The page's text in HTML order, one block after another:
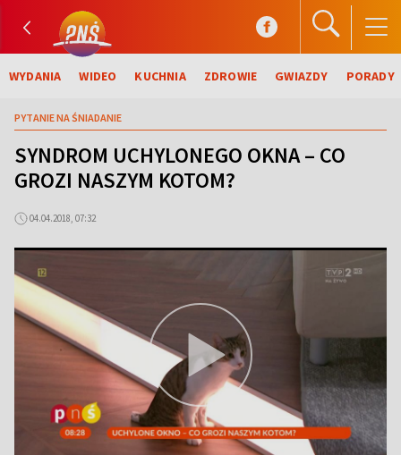
WYDANIA WIDEO KUCHNIA ZDROWIE GWIAZDY PORADY
PYTANIE NA ŚNIADANIE
SYNDROM UCHYLONEGO OKNA – CO
GROZI NASZYM KOTOM?
04.04.2018, 07:32